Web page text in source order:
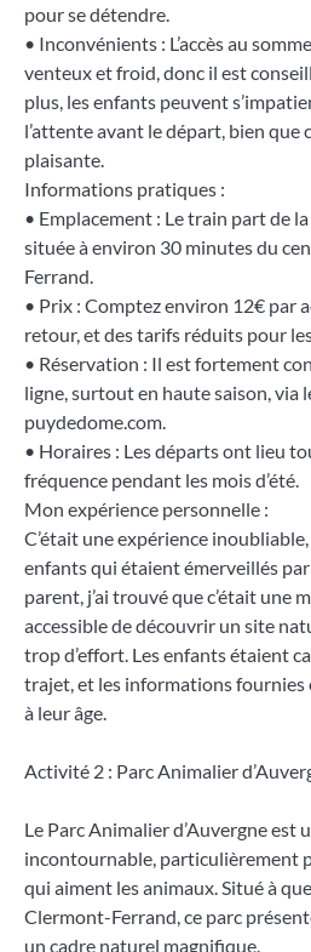
pour se détendre.
• Inconvénients : L’accès au
venteux et froid, donc il est
plus, les enfants peuvent
l’attente avant le départ, bien que
plaisante.
Informations pratiques :
• Emplacement : Le train part de
située à environ 30 minutes du
Ferrand.
• Prix : Comptez environ 12€ par
retour, et des tarifs réduits pour
• Réservation : Il est fortement
ligne, surtout en haute saison, via
puydedome.com.
• Horaires : Les départs ont lieu
fréquence pendant les mois d’été.
Mon expérience personnelle :
C’était une expérience
enfants qui étaient émerveillés
parent, j’ai trouvé que c’était une
accessible de découvrir un site
trop d’effort. Les enfants étaient
trajet, et les informations fournies
à leur âge.
Activité 2 : Parc Animalier
Le Parc Animalier d’Auvergne est
incontournable, particulièrement
qui aiment les animaux. Situé à
Clermont-Ferrand, ce parc
un cadre naturel magnifique.